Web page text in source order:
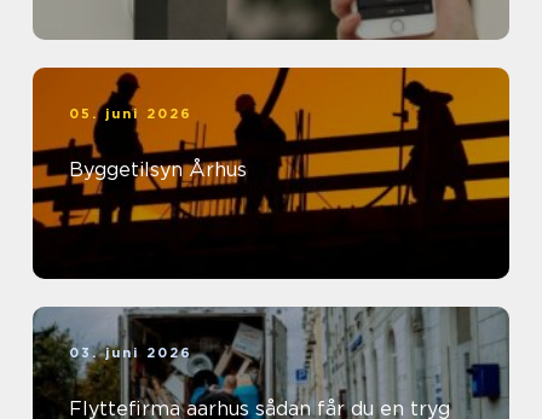
05. juni 2026
Byggetilsyn Århus
03. juni 2026
Flyttefirma aarhus sådan får du en tryg